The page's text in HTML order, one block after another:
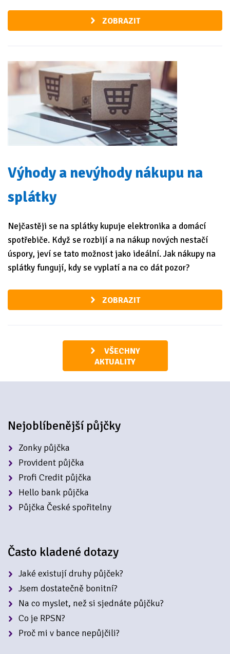
ZOBRAZIT
Výhody a nevýhody nákupu na
splátky
Nejčastěji se na splátky kupuje elektronika a domácí
spotřebiče. Když se rozbijí a na nákup nových nestačí
úspory, jeví se tato možnost jako ideální. Jak nákupy na
splátky fungují, kdy se vyplatí a na co dát pozor?
ZOBRAZIT
VŠECHNY
AKTUALITY
Nejoblíbenější půjčky
Zonky půjčka
Provident půjčka
Profi Credit půjčka
Hello bank půjčka
Půjčka České spořitelny
Často kladené dotazy
Jaké existují druhy půjček?
Jsem dostatečně bonitní?
Na co myslet, než si sjednáte půjčku?
Co je RPSN?
Proč mi v bance nepůjčili?